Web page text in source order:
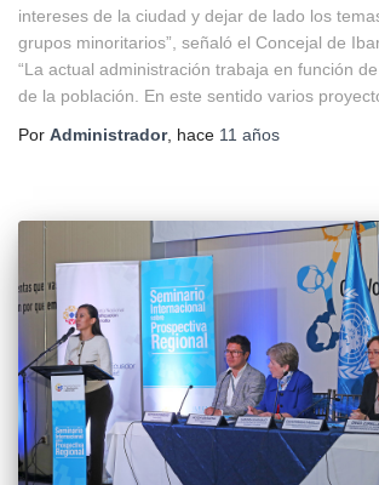
intereses de la ciudad y dejar de lado los
grupos minoritarios”, señaló el Concejal de
“La actual administración trabaja en función
de la población. En este sentido varios
Por Administrador, hace 11 años